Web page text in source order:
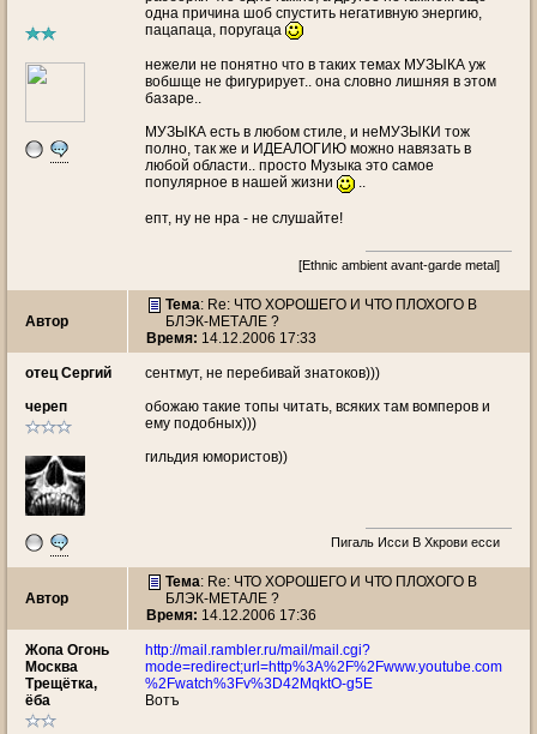
одна причина шоб спустить негативную энергию,
пацапаца, поругаца
нежели не понятно что в таких темах МУЗЫКА уж
вобшще не фигурирует.. она словно лишняя в этом
базаре..
МУЗЫКА есть в любом стиле, и неМУЗЫКИ тож
полно, так же и ИДЕАЛОГИЮ можно навязать в
любой области.. просто Музыка это самое
популярное в нашей жизни
..
епт, ну не нра - не слушайте!
[Ethnic ambient avant-garde metal]
Автор
Тема: Re: ЧТО ХОРОШЕГО И ЧТО ПЛОХОГО В
БЛЭК-МЕТАЛЕ ?
Время: 14.12.2006 17:33
отец Сергий
череп
сентмут, не перебивай знатоков)))
обожаю такие топы читать, всяких там вомперов и
ему подобных)))
гильдия юмористов))
Пигаль Исси В Хкрови есси
Автор
Тема: Re: ЧТО ХОРОШЕГО И ЧТО ПЛОХОГО В
БЛЭК-МЕТАЛЕ ?
Время: 14.12.2006 17:36
Жопа Огонь
Москва
Трещётка,
ёба
http://mail.rambler.ru/mail/mail.cgi?
mode=redirect;url=http%3A%2F%2Fwww.youtube.com
%2Fwatch%3Fv%3D42MqktO-g5E
Вотъ